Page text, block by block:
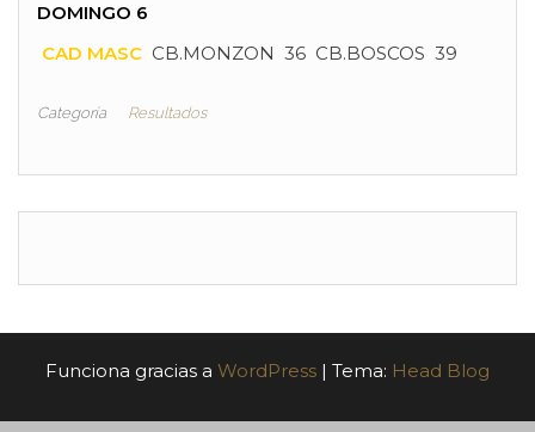
DOMINGO 6
CAD MASC CB.MONZON 36 CB.BOSCOS 39
Categoría Resultados
Funciona gracias a WordPress | Tema: Head Blog